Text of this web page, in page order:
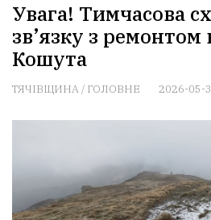
Увага! Тимчасова
зв’язку з ремонтом
Кошута
ТЯЧІВЩИНА/ ГОЛОВНЕ 2026-05-